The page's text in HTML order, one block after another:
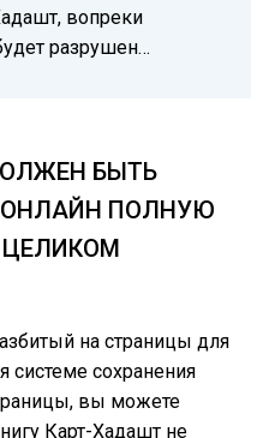
вопреки
разрушен…
БЫТЬ
ОНЛАЙН ПОЛНУЮ
ЦЕЛИКОМ
на страницы для
системе сохранения
вы можете
Карт-Хадашт не